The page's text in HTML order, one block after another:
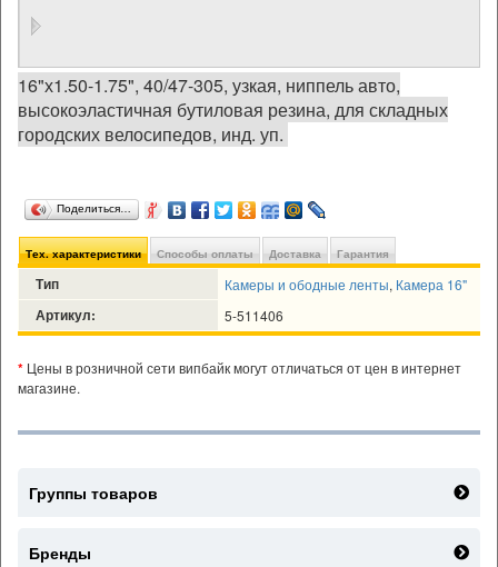
16"х1.50-1.75", 40/47-305, узкая, ниппель авто,
высокоэластичная бутиловая резина, для складных
городских велосипедов, инд. уп.
Поделиться…
Тех. характеристики Способы оплаты Доставка Гарантия
Тип Камеры и ободные ленты, Камера 16"
Артикул: 5-511406
* Цены в розничной сети випбайк могут отличаться от цен в интернет
магазине.
Группы товаров
Бренды